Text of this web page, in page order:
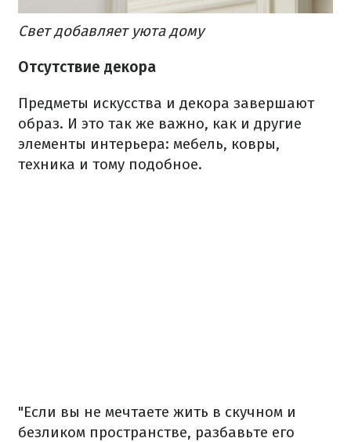
Свет добавляет уюта дому
Отсутствие декора
Предметы искусства и декора завершают
образ. И это так же важно, как и другие
элементы интерьера: мебель, ковры,
техника и тому подобное.
"Если вы не мечтаете жить в скучном и
безликом пространстве, разбавьте его